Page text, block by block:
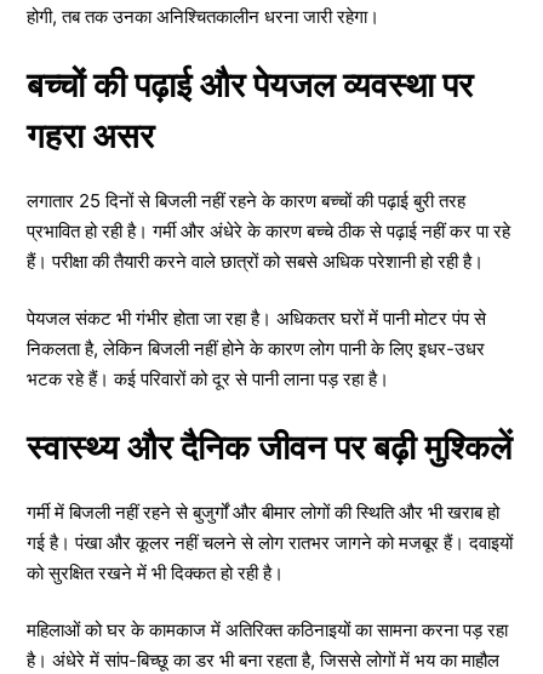
होगी, तब तक उनका अनिश्चितकालीन धरना जारी रहेगा।
बच्चों की पढ़ाई और पेयजल व्यवस्था पर
गहरा असर
लगातार 25 दिनों से बिजली नहीं रहने के कारण बच्चों की पढ़ाई बुरी तरह
प्रभावित हो रही है। गर्मी और अंधेरे के कारण बच्चे ठीक से पढ़ाई नहीं कर पा रहे
हैं। परीक्षा की तैयारी करने वाले छात्रों को सबसे अधिक परेशानी हो रही है।
पेयजल संकट भी गंभीर होता जा रहा है। अधिकतर घरों में पानी मोटर पंप से
निकलता है, लेकिन बिजली नहीं होने के कारण लोग पानी के लिए इधर-उधर
भटक रहे हैं। कई परिवारों को दूर से पानी लाना पड़ रहा है।
स्वास्थ्य और दैनिक जीवन पर बढ़ी मुश्किलें
गर्मी में बिजली नहीं रहने से बुजुर्गों और बीमार लोगों की स्थिति और भी खराब हो
गई है। पंखा और कूलर नहीं चलने से लोग रातभर जागने को मजबूर हैं। दवाइयों
को सुरक्षित रखने में भी दिक्कत हो रही है।
महिलाओं को घर के कामकाज में अतिरिक्त कठिनाइयों का सामना करना पड़ रहा
है। अंधेरे में सांप-बिच्छू का डर भी बना रहता है, जिससे लोगों में भय का माहौल